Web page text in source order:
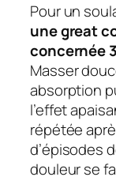
Pour un
une great
concernée
Masser
absorption
l’effet
répétée
d’épisodes
douleur se